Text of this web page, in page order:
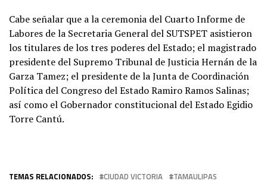
Cabe señalar que a la ceremonia del Cuarto Informe de
Labores de la Secretaria General del SUTSPET asistieron
los titulares de los tres poderes del Estado; el magistrado
presidente del Supremo Tribunal de Justicia Hernán de la
Garza Tamez; el presidente de la Junta de Coordinación
Política del Congreso del Estado Ramiro Ramos Salinas;
así como el Gobernador constitucional del Estado Egidio
Torre Cantú.
TEMAS RELACIONADOS: CIUDAD VICTORIA TAMAULIPAS